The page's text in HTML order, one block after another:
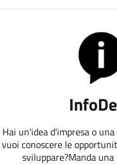
Hai un'idea d'impresa o
vuoi conoscere le
sviluppare?Manda